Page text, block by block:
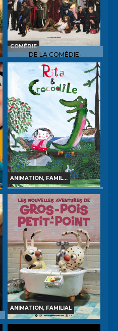
TOUT PUBLIC VF
COMÉDIE
DE LA COMÉDIE-
FRANÇAISE
Horaires et Infos
Bande-annonce
Réservation
TOUT PUBLIC VF
ANIMATION, FAMIL...
RITA ET CROCODILE
Horaires et Infos
Bande-annonce
Réservation
TOUT PUBLIC
ANIMATION, FAMILIAL